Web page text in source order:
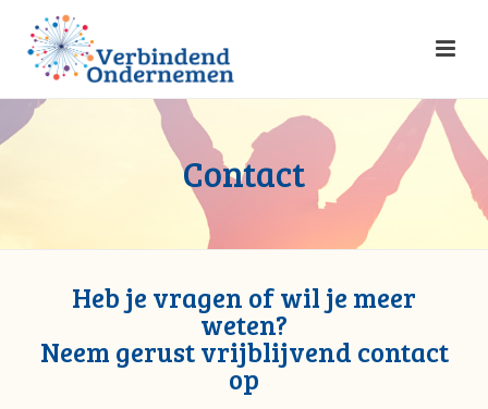
Contact
Heb je vragen of wil je meer
weten?
Neem gerust vrijblijvend contact
op